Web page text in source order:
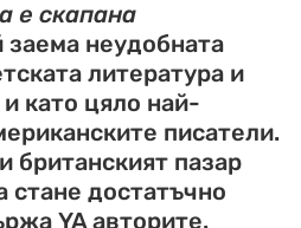
е скапана
заема неудобната
литература и
като цяло най-
писатели.
британският пазар
достатъчно
YA авторите.